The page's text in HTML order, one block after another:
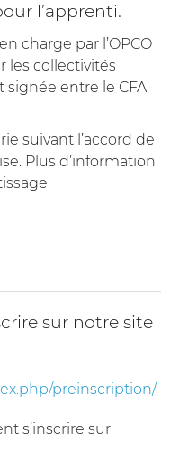
l’apprenti.
charge par l’OPCO
les collectivités
entre le CFA
suivant l’accord de
Plus d’information
sur notre site
preinscription/
s’inscrire sur